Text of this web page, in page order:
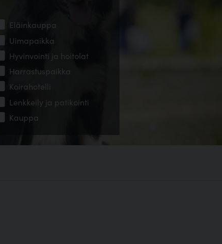
Eläinkauppa
Uimapaikka
Hyvinvointi ja hoitolat
Harrastuspaikka
Koirahotelli
Lenkkeily ja patikointi
Kauppa